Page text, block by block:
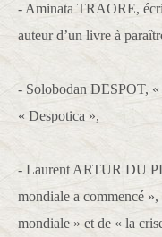
- Aminata TRAORE,
auteur d’un livre à
- Solobodan DESPOT,
« Despotica »,
- Laurent ARTUR DU
mondiale a commencé
mondiale » et de « la